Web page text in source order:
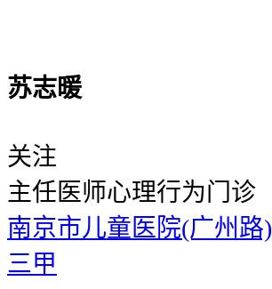
苏志暖
关注
主任医师心理行为门诊
南京市儿童医院(广州路)
三甲